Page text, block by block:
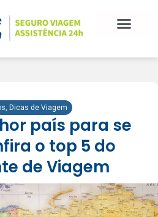
, Dicas de Viagem
país para se
o top 5 do
de Viagem